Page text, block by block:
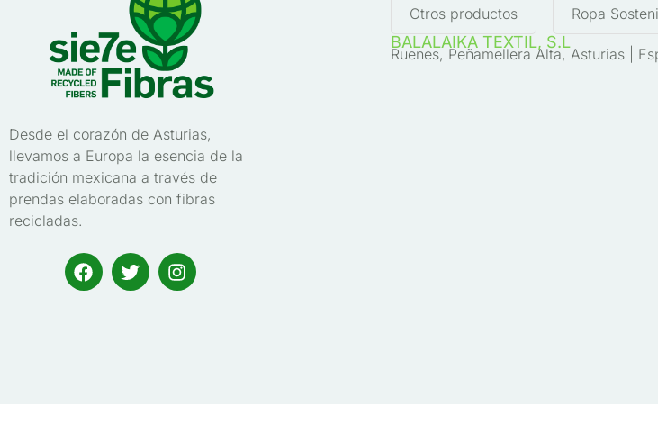
Desde el corazón de Asturias,
llevamos a Europa la esencia de la
tradición mexicana a través de
prendas elaboradas con fibras
recicladas.
Otros productos Ropa
BALALAIKA TEXTIL, S.L
Ruenes, Peñamellera Alta, Asturias |